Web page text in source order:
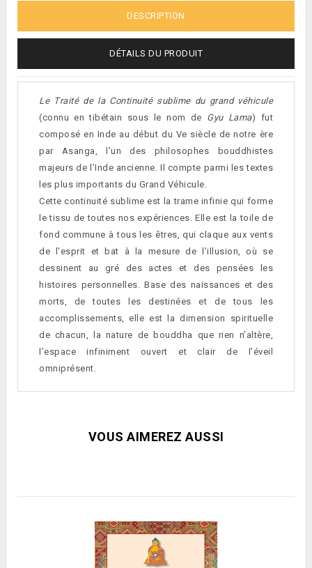
DESCRIPTION
DÉTAILS DU PRODUIT
Le Traité de la Continuité sublime du grand véhicule
(connu en tibétain sous le nom de Gyu Lama) fut
composé en Inde au début du Ve siècle de notre ère
par Asanga, l’un des philosophes bouddhistes
majeurs de l’Inde ancienne. Il compte parmi les textes
les plus importants du Grand Véhicule.
Cette continuité sublime est la trame infinie qui forme
le tissu de toutes nos expériences. Elle est la toile de
fond commune à tous les êtres, qui claque aux vents
de l’esprit et bat à la mesure de ­l’illusion, où se
dessinent au gré des actes et des pensées les
histoires personnelles. Base des naissances et des
morts, de toutes les destinées et de tous les
accomplissements, elle est la dimension spirituelle
de chacun, la nature de bouddha que rien n’altère,
l’espace infiniment ouvert et clair de l’éveil
omniprésent.
VOUS AIMEREZ AUSSI